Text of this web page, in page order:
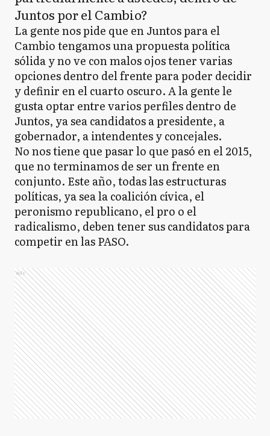
Juntos por el Cambio?
La gente nos pide que en Juntos para el
Cambio tengamos una propuesta política
sólida y no ve con malos ojos tener varias
opciones dentro del frente para poder decidir
y definir en el cuarto oscuro. A la gente le
gusta optar entre varios perfiles dentro de
Juntos, ya sea candidatos a presidente, a
gobernador, a intendentes y concejales.
No nos tiene que pasar lo que pasó en el 2015,
que no terminamos de ser un frente en
conjunto. Este año, todas las estructuras
políticas, ya sea la coalición cívica, el
peronismo republicano, el pro o el
radicalismo, deben tener sus candidatos para
competir en las PASO.
Ads